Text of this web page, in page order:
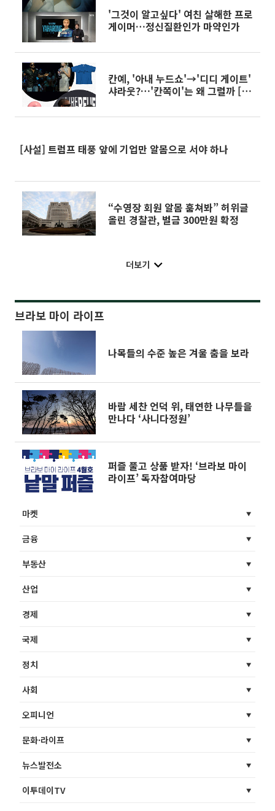
'그것이 알고싶다' 여친 살해한 프로
게이머…정신질환인가 마약인가
칸예, '아내 누드쇼'→'디디 게이트'
샤라웃?…'칸쪽이'는 왜 그럴까 [솔
[사설] 트럼프 태풍 앞에 기업만 알몸으로 서야 하나
“수영장 회원 알몸 훔쳐봐” 허위글
올린 경찰관, 벌금 300만원 확정
더보기
브라보 마이 라이프
나목들의 수준 높은 겨울 춤을 보라
바람 세찬 언덕 위, 태연한 나무들을
만나다 ‘사니다정원’
퍼즐 풀고 상품 받자! ‘브라보 마이
라이프’ 독자참여마당
마켓
금융
부동산
산업
경제
국제
정치
사회
오피니언
문화·라이프
뉴스발전소
이투데이TV